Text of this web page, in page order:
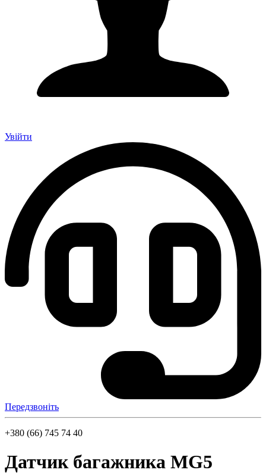
Увійти
Передзвоніть
+380 (66) 745 74 40
Датчик багажника MG5